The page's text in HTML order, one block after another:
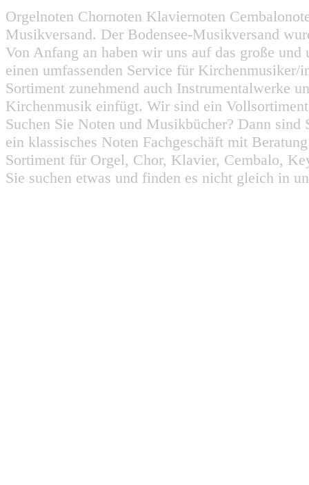
Orgelnoten Chornoten Klaviernoten
Musikversand. Der Bodensee-Musikversand
Von Anfang an haben wir uns auf das große
einen umfassenden Service für
Sortiment zunehmend auch Instrumentalwerke
Kirchenmusik einfügt. Wir sind ein
Suchen Sie Noten und Musikbücher? Dann
ein klassisches Noten Fachgeschäft mit
Sortiment für Orgel, Chor, Klavier, Cembalo,
Sie suchen etwas und finden es nicht gleich in